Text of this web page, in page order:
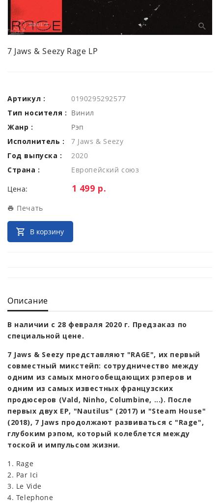
7 Jaws & Seezy Rage LP
Артикул :
0190295292577
Тип носителя : Винил
Жанр :
Рэп
Исполнитель :
7 Jaws & Seezy
Год выпуска :
2020
Страна :
Европейский союз
Цена: Цена:
1 499 р.
Печать
В корзину
Описание
В наличии с 28 февраля 2020 г. Предзаказ по
специальной цене.
7 Jaws & Seezy представляют "RAGE", их первый
совместный микстейп: сотрудничество между
одним из самых многообещающих рэперов и
одним из самых известных французских
продюсеров (Vald, Ninho, Columbine, ...). После
первых двух EP, "Nautilus" (2017) и "Steam House"
(2018), 7 Jaws продолжают развиваться с "Rage",
глубоким рэпом, который колеблется между
тоской и импульсом жизни.
1. Rage
2. Par Ici
3. Le Vide
4. Telephone